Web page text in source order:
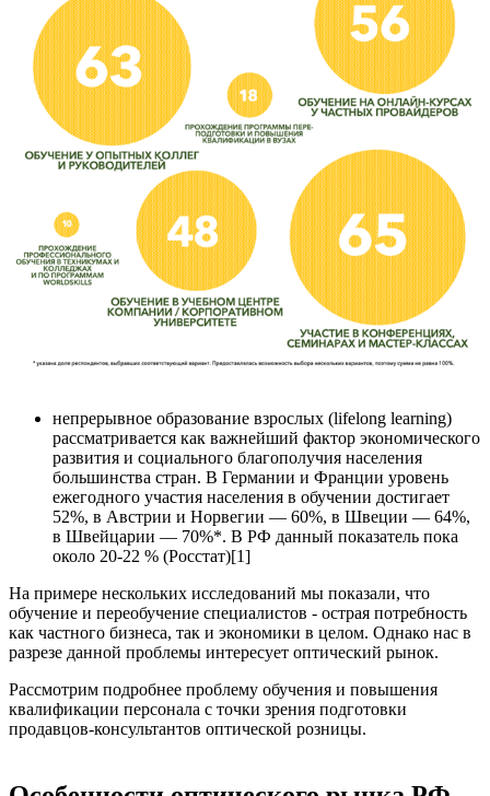
непрерывное образование взрослых (lifelong learning)
рассматривается как важнейший фактор экономического
развития и социального благополучия населения
большинства стран. В Германии и Франции уровень
ежегодного участия населения в обучении достигает
52%, в Австрии и Норвегии — 60%, в Швеции — 64%,
в Швейцарии — 70%*. В РФ данный показатель пока
около 20-22 % (Росстат)[1]
На примере нескольких исследований мы показали, что
обучение и переобучение специалистов - острая потребность
как частного бизнеса, так и экономики в целом. Однако нас в
разрезе данной проблемы интересует оптический рынок.
Рассмотрим подробнее проблему обучения и повышения
квалификации персонала с точки зрения подготовки
продавцов-консультантов оптической розницы.